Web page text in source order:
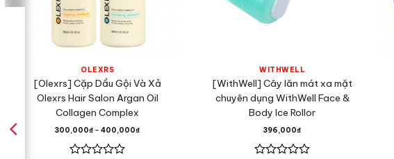
OLEXRS
[Olexrs] Cặp Dầu Gội Và Xả
Olexrs Hair Salon Argan Oil
Collagen Complex
300,000₫ – 400,000₫
WITHWELL
[WithWell] Cây lăn mát xa mặt
chuyên dụng WithWell Face &
Body Ice Rollor
396,000₫